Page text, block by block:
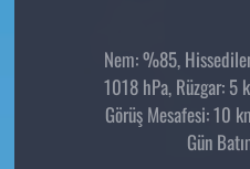
Nem: %85,
1018 hPa, Rüzgar: 5
Görüş Mesafesi: 10
Gün